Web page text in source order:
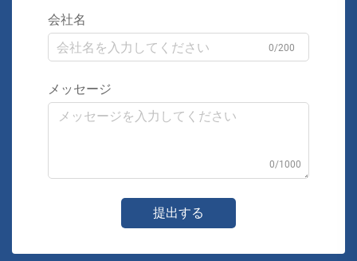
会社名
0/200
メッセージ
0/1000
提出する